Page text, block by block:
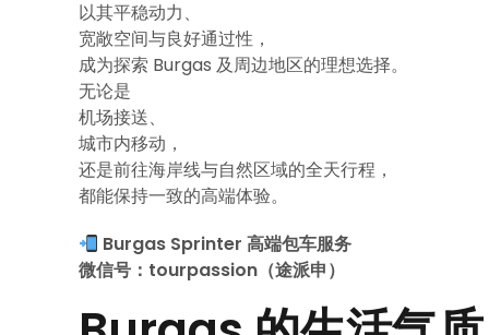
以其平稳动力、
宽敞空间与良好通过性，
成为探索 Burgas 及周边地区的理想选择。
无论是
机场接送、
城市内移动，
还是前往海岸线与自然区域的全天行程，
都能保持一致的高端体验。
Burgas Sprinter 高端包车服务
微信号：tourpassion（途派申）